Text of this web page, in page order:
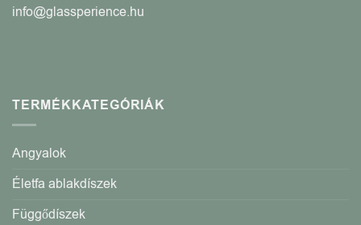
info@glassperience.hu
TERMÉKKATEGÓRIÁK
Angyalok
Életfa ablakdíszek
Függődíszek